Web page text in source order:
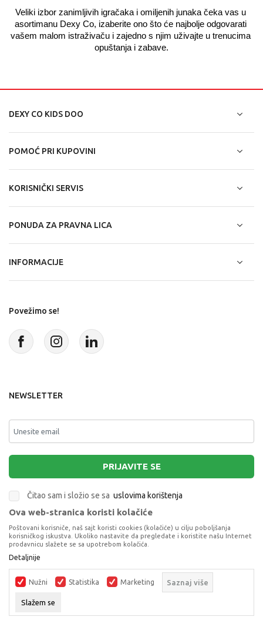
Veliki izbor zanimljivih igračaka i omiljenih junaka čeka vas u
asortimanu Dexy Co, izaberite ono što će najbolje odgovarati
vašem malom istraživaču i zajedno s njim uživajte u trenucima
opuštanja i zabave.
DEXY CO KIDS DOO
POMOĆ PRI KUPOVINI
KORISNIČKI SERVIS
PONUDA ZA PRAVNA LICA
INFORMACIJE
Povežimo se!
NEWSLETTER
PRIJAVITE SE
Čitao sam i složio se sa uslovima korištenja
Terms of Serviceapply.
Ova web-stranica koristi kolačiće
Poštovani korisniče, naš sajt koristi cookies (kolačiće) u cilju poboljšanja
korisničkog iskustva. Ukoliko nastavite da pregledate i koristite našu Internet
prodavnicu slažete se sa upotrebom kolačića.
Detaljnije
Nužni Statistika Marketing Saznaj više
Slažem se